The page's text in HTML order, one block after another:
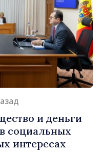
и деньги
социальных
интересах